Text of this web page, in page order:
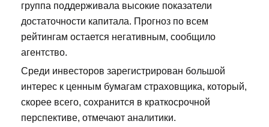
группа поддерживала высокие показатели
достаточности капитала. Прогноз по всем
рейтингам остается негативным, сообщило
агентство.
Среди инвесторов зарегистрирован большой
интерес к ценным бумагам страховщика, который,
скорее всего, сохранится в краткосрочной
перспективе, отмечают аналитики.